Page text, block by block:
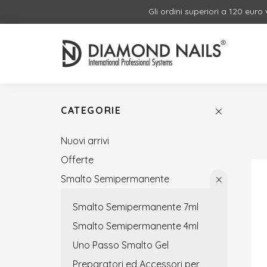
Gli ordini superiori a 120
CATEGORIE
Nuovi arrivi
Offerte
Smalto Semipermanente
Smalto Semipermanente 7ml
Smalto Semipermanente 4ml
Uno Passo Smalto Gel
Preparatori ed Accessori per